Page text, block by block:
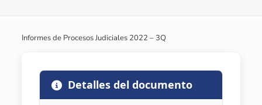
Informes de Procesos Judiciales 2022 – 3Q
Detalles del documento